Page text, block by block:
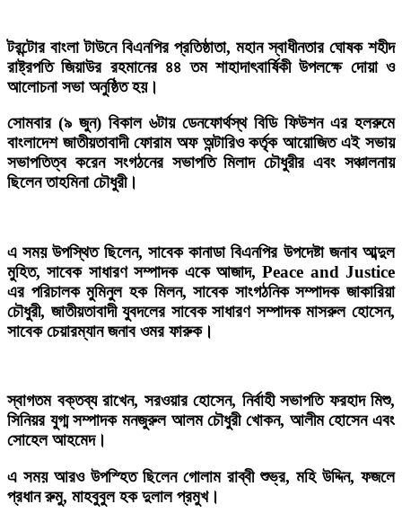
টরন্টোর বাংলা টাউনে বিএনপির প্রতিষ্ঠাতা, মহান স্বাধীনতার ঘোষক শহীদ
রাষ্ট্রপতি জিয়াউর রহমানের ৪৪ তম শাহাদাৎবার্ষিকী উপলক্ষে দোয়া ও
আলোচনা সভা অনুষ্ঠিত হয়।
সোমবার (৯ জুন) বিকাল ৬টায় ডেনফোর্থস্থ বিডি ফিউশন এর হলরুমে
বাংলাদেশ জাতীয়তাবাদী ফোরাম অফ অন্টারিও কর্তৃক আয়োজিত এই সভায়
সভাপতিত্ব করেন সংগঠনের সভাপতি মিলাদ চৌধুরীর এবং সঞ্চালনায়
ছিলেন তাহমিনা চৌধুরী।
এ সময় উপস্থিত ছিলেন, সাবেক কানাডা বিএনপির উপদেষ্টা জনাব আব্দুল
মুহিত, সাবেক সাধারণ সম্পাদক একে আজাদ, Peace and Justice
এর পরিচালক মুমিনুল হক মিলন, সাবেক সাংগঠনিক সম্পাদক জাকারিয়া
চৌধুরী, জাতীয়তাবাদী যুবদলের সাবেক সাধারণ সম্পাদক মাসরুল হোসেন,
সাবেক চেয়ারম্যান জনাব ওমর ফারুক।
স্বাগতম বক্তব্য রাখেন, সরওয়ার হোসেন, নির্বাহী সভাপতি ফরহাদ মিশু,
সিনিয়র যুগ্ম সম্পাদক মনজুরুল আলম চৌধুরী খোকন, আলীম হোসেন এবং
সোহেল আহমেদ।
এ সময় আরও উপস্হিত ছিলেন গোলাম রাব্বী শুভ্র, মহি উদ্দিন, ফজলে
প্রধান রুমু, মাহবুবুল হক দুলাল প্রমুখ।